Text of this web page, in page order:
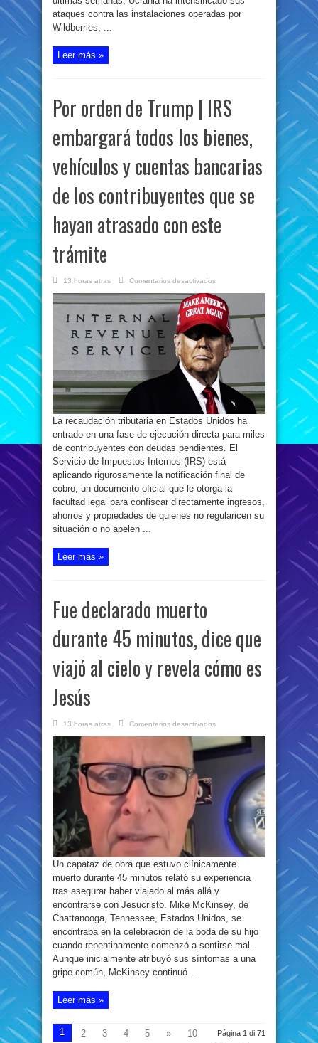
ataques contra las instalaciones operadas por
Wildberries, ...
Leer más »
Por orden de Trump | IRS
embargará todos los bienes,
vehículos y cuentas bancarias
de los contribuyentes que se
hayan atrasado con este
trámite
13 horas atras Comentarios desactivados
orden
de
Trump
|
IRS
embargará
todos
los
bienes,
vehículos
y
cuentas
bancarias
de
los
contribuyentes
que
hayan
atrasado
con
este
La recaudación tributaria en Estados Unidos ha
entrado en una fase de ejecución directa para miles
de contribuyentes con deudas pendientes. El
Servicio de Impuestos Internos (IRS) está
aplicando rigurosamente la notificación final de
cobro, un documento oficial que le otorga la
facultad legal para confiscar directamente ingresos,
ahorros y propiedades de quienes no regularicen su
situación o no apelen ...
Leer más »
Fue declarado muerto
durante 45 minutos, dice que
viajó al cielo y revela cómo es
Jesús
13 horas atras Comentarios desactivados
declarado
muerto
durante
viajó
cielo
revela
cómo
Jesús
Un capataz de obra que estuvo clínicamente
muerto durante 45 minutos relató su experiencia
tras asegurar haber viajado al más allá y
encontrarse con Jesucristo. Mike McKinsey, de
Chattanooga, Tennessee, Estados Unidos, se
encontraba en la celebración de la boda de su hijo
cuando repentinamente comenzó a sentirse mal.
Aunque inicialmente atribuyó sus síntomas a una
gripe común, McKinsey continuó ...
Leer más »
Página 1 di 71
1 2 3 4 5 »
10